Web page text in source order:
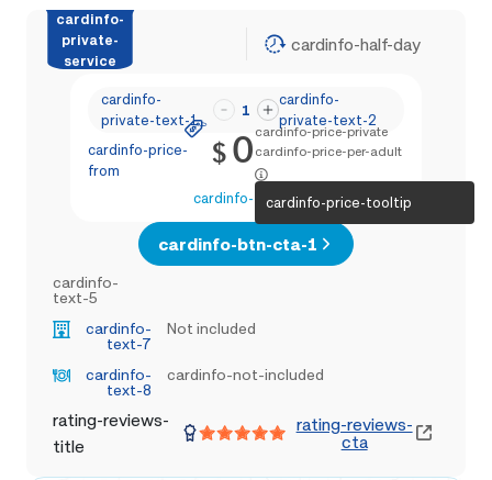
cardinfo-
private-
service
cardinfo-half-day
cardinfo-
private-text-1
1
cardinfo-
private-text-2
cardinfo-price-
from
$0 cardinfo-price-private
cardinfo-price-per-adult
cardinfo-price-tooltip
cardinfo-text-4
cardinfo-btn-cta-1
cardinfo-
text-5
cardinfo-
text-7
Not included
cardinfo-
text-8
cardinfo-not-included
rating-reviews-
title
rating-reviews-
cta